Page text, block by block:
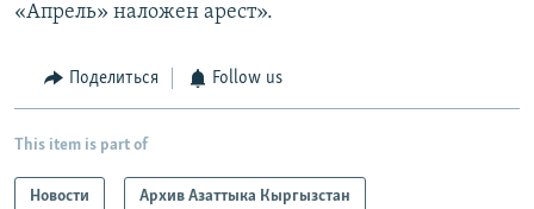
«Апрель» наложен арест».
Поделиться Follow us
This item is part of
Новости Архив Азаттыка Кыргызстан